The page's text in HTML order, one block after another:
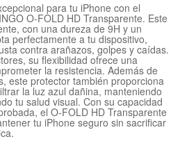
para tu iPhone con el
O-FOLD HD Transparente. Este
con una dureza de 9H y un
perfectamente a tu dispositivo,
contra arañazos, golpes y caídas.
su flexibilidad ofrece una
la resistencia. Además de
este protector también proporciona
la luz azul dañina, manteniendo
tu salud visual. Con su capacidad
el O-FOLD HD Transparente
tu iPhone seguro sin sacrificar